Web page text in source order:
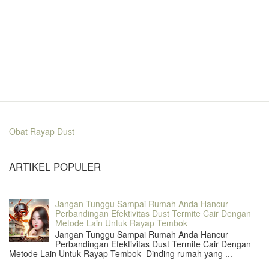
Obat Rayap Dust
ARTIKEL POPULER
Jangan Tunggu Sampai Rumah Anda Hancur
Perbandingan Efektivitas Dust Termite Cair Dengan
Metode Lain Untuk Rayap Tembok
Jangan Tunggu Sampai Rumah Anda Hancur
Perbandingan Efektivitas Dust Termite Cair Dengan
Metode Lain Untuk Rayap Tembok Dinding rumah yang ...